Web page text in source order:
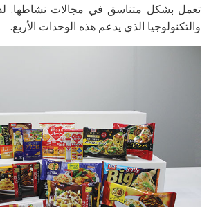
تعمل بشكل متناسق في مجالات نشاطها.
والتكنولوجيا الذي يدعم هذه الوحدات الأربع.